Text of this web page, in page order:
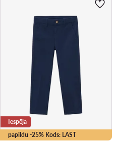
papildu -25% Kods: LAST
Iespēja